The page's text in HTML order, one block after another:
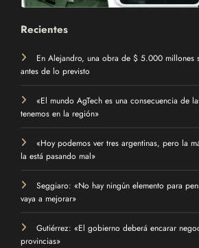
Recientes
En Alejandro, una obra de $ 5.000 millones
antes de lo previsto
«El mundo AgTech es una consecuencia de
tenemos en la región»
«Hoy podemos ver tres argentinas, pero la
la está pasando mal»
Seggiaro: «No hay ningún elemento para
vaya a mejorar»
Gutiérrez: «El gobierno deberá encarar
provincias»